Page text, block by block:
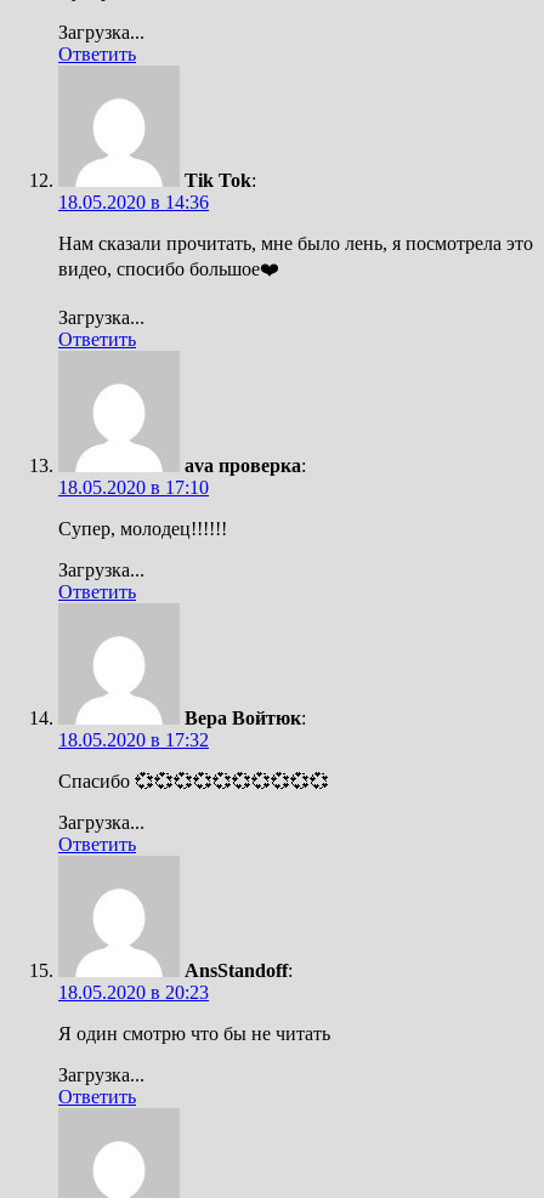
Загрузка...
Ответить
Tik Tok:
18.05.2020 в 14:36
Нам сказали прочитать, мне было лень, я посмотрела это
видео, спосибо большое❤️
Загрузка...
Ответить
ava проверка:
18.05.2020 в 17:10
Супер, молодец!!!!!!
Загрузка...
Ответить
Вера Войтюк:
18.05.2020 в 17:32
Спасибо 💞💞💞💞💞💞💞💞💞💞
Загрузка...
Ответить
AnsStandoff:
18.05.2020 в 20:23
Я один смотрю что бы не читать
Загрузка...
Ответить